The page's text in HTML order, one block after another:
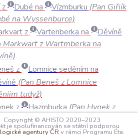
z
Dubé na Vízmburku (Pan Giřiík
na Wyssenburce)
z
Vartenberka na
Děvíně
Markwart z Wartmberka na
z
Lomnice seděním na
(Pan Beneš z Lomnice
tudyž)
z
Hazmburka (Pan Hynek z
Copyright © AHISTO 2020–2023
je spolufinancován se státní podporou
agentury ČR v rámci Programu Éta.